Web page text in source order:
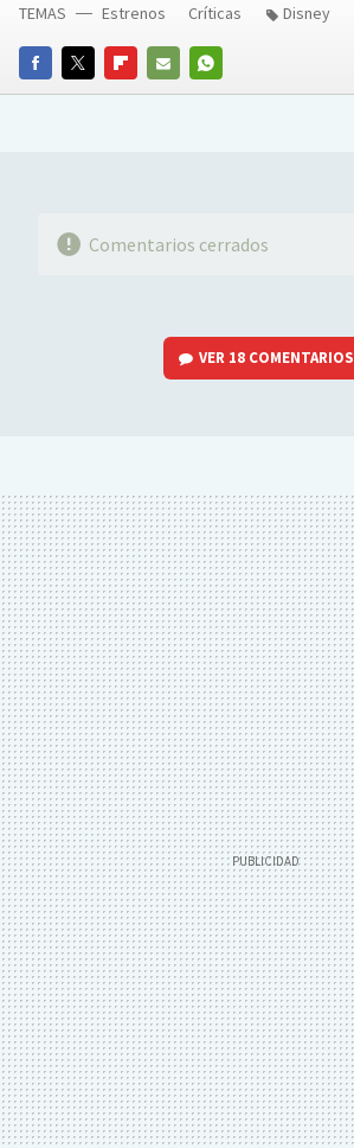
FACEBOOKTWITTERFLIPBOARD
E-
WHATSAPP
TEMAS Estrenos Críticas Disney
Comentarios cerrados
VER 18 COMENTARIOS